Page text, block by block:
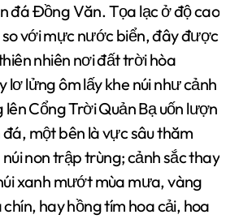
đá Đồng Văn. Tọa lạc ở độ cao
với mực nước biển, đây được
nhiên nơi đất trời hòa
lơ lửng ôm lấy khe núi như cảnh
Cổng Trời Quản Bạ uốn lượn
một bên là vực sâu thăm
non trập trùng; cảnh sắc thay
xanh mướt mùa mưa, vàng
hay hồng tím hoa cải, hoa